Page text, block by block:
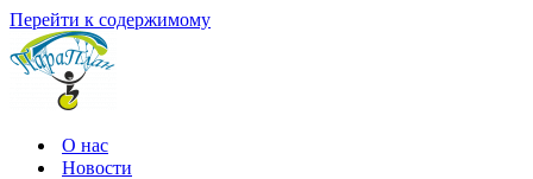
Перейти к содержимому
О нас
Новости